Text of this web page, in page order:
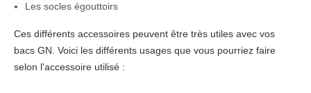
Les socles égouttoirs
Ces différents accessoires peuvent être très utiles avec vos
bacs GN. Voici les différents usages que vous pourriez faire
selon l'accessoire utilisé :